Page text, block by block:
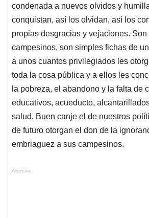
condenada a nuevos olvidos y
conquistan, así los olvidan, así los
propias desgracias y vejaciones.
campesinos, son simples fichas de
a unos cuantos privilegiados les
toda la cosa pública y a ellos les
la pobreza, el abandono y la falta de
educativos, acueducto,
salud. Buen canje el de nuestros
de futuro otorgan el don de la
embriaguez a sus campesinos.
Anuncios.